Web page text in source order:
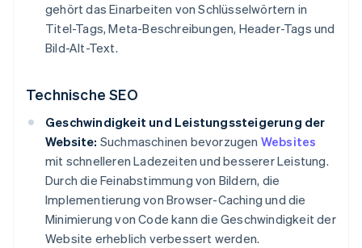
gehört das Einarbeiten von Schlüsselwörtern in
Titel-Tags, Meta-Beschreibungen, Header-Tags und
Bild-Alt-Text.
Technische SEO
Geschwindigkeit und Leistungssteigerung der
Website: Suchmaschinen bevorzugen Websites
mit schnelleren Ladezeiten und besserer Leistung.
Durch die Feinabstimmung von Bildern, die
Implementierung von Browser-Caching und die
Minimierung von Code kann die Geschwindigkeit der
Website erheblich verbessert werden.